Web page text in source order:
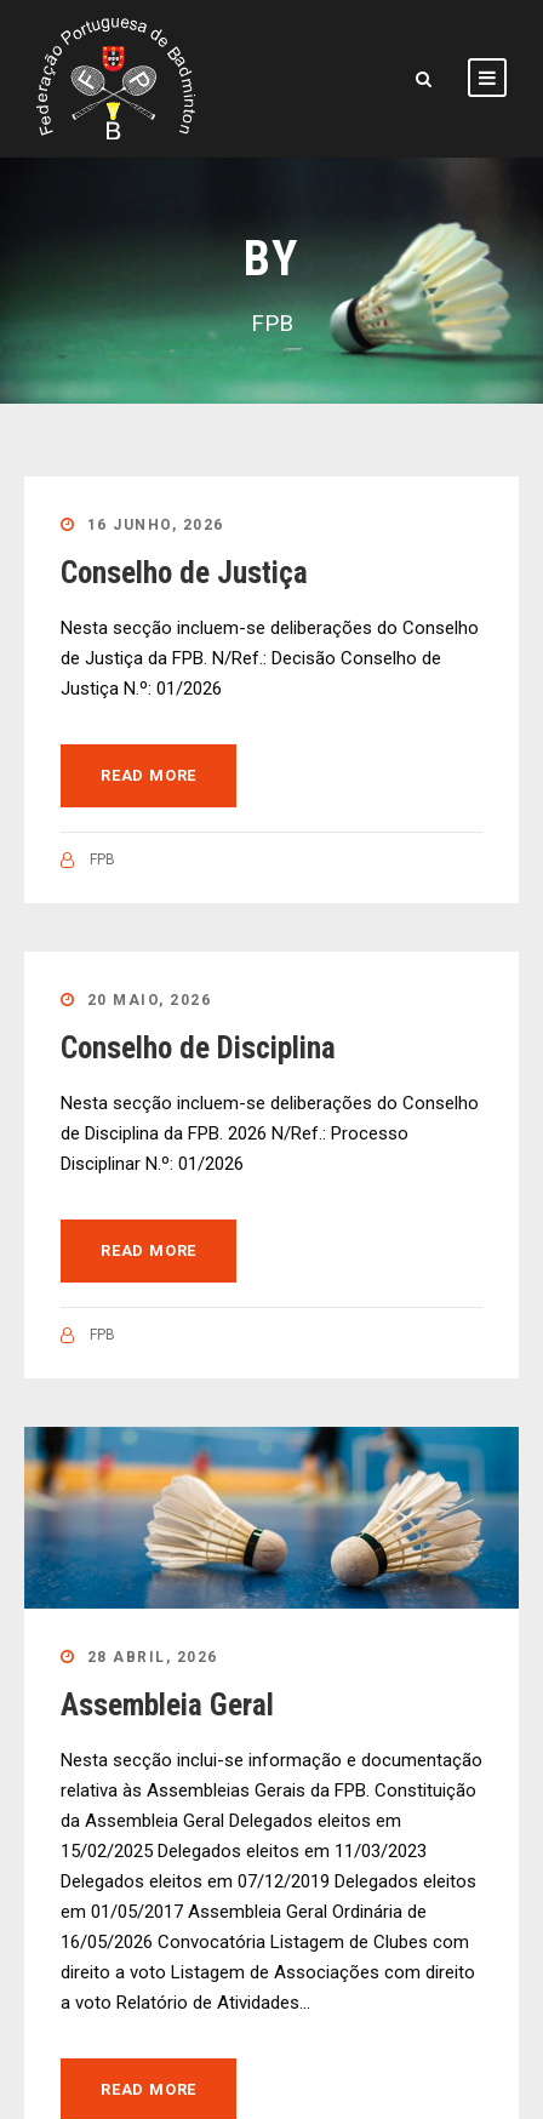
BY
FPB
16 JUNHO, 2026
Conselho de Justiça
Nesta secção incluem-se deliberações do Conselho
de Justiça da FPB. N/Ref.: Decisão Conselho de
Justiça N.º: 01/2026
READ MORE
FPB
20 MAIO, 2026
Conselho de Disciplina
Nesta secção incluem-se deliberações do Conselho
de Disciplina da FPB. 2026 N/Ref.: Processo
Disciplinar N.º: 01/2026
READ MORE
FPB
28 ABRIL, 2026
Assembleia Geral
Nesta secção inclui-se informação e documentação
relativa às Assembleias Gerais da FPB. Constituição
da Assembleia Geral Delegados eleitos em
15/02/2025 Delegados eleitos em 11/03/2023
Delegados eleitos em 07/12/2019 Delegados eleitos
em 01/05/2017 Assembleia Geral Ordinária de
16/05/2026 Convocatória Listagem de Clubes com
direito a voto Listagem de Associações com direito
a voto Relatório de Atividades...
READ MORE